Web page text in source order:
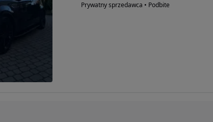
Prywatny sprzedawca • Podbite